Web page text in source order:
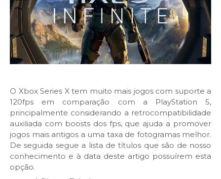
O Xbox Series X tem muito mais jogos com suporte a
120fps em comparação com a PlayStation 5,
principalmente considerando a retrocompatibilidade
auxiliada com boosts dos fps, que ajuda a promover
jogos mais antigos a uma taxa de fotogramas melhor.
De seguida segue a lista de títulos que são de nosso
conhecimento e à data deste artigo possuírem esta
opção.